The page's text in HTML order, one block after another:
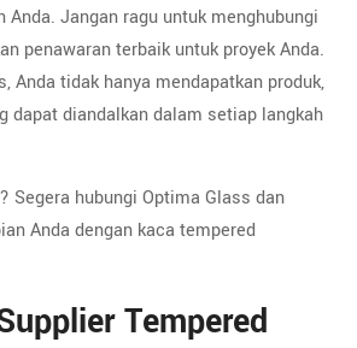
Anda. Jangan ragu untuk menghubungi
penawaran terbaik untuk proyek Anda.
Anda tidak hanya mendapatkan produk,
dapat diandalkan dalam setiap langkah
Segera hubungi Optima Glass dan
Anda dengan kaca tempered
Tempered